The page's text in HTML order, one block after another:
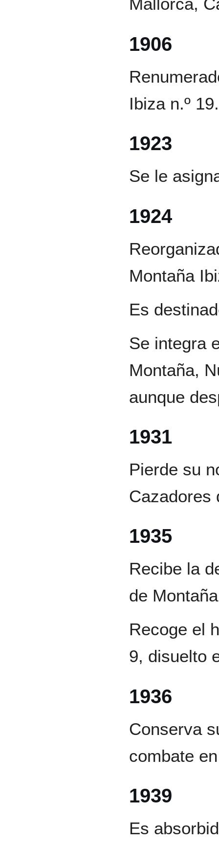
Mallorca,
1906
Ibiza n.º 19.
1923
Se le
1924
Montaña
Es
Se integra
Montaña,
aunque
1931
Pierde su
Cazadores
1935
Recibe la
de
Recoge el
9, disuelto
1936
Conserva
combate
1939
Es